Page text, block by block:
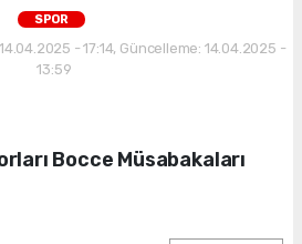
SPOR
- 17:14, Güncelleme: 14.04.2025 -
13:59
Bocce Müsabakaları